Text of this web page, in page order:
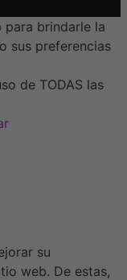
para brindarle la
sus preferencias
de TODAS las
su
web. De estas,